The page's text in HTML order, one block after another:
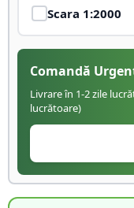
Scara 1:2000
Comandă
Livrare în 1-2 zile
lucrătoare)